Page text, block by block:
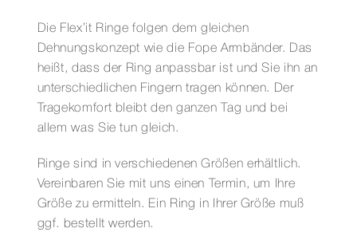
Die Flex’it Ringe folgen dem gleichen
Dehnungskonzept wie die Fope Armbänder. Das
heißt, dass der Ring anpassbar ist und Sie ihn an
unterschiedlichen Fingern tragen können. Der
Tragekomfort bleibt den ganzen Tag und bei
allem was Sie tun gleich.
Ringe sind in verschiedenen Größen erhältlich.
Vereinbaren Sie mit uns einen Termin, um Ihre
Größe zu ermitteln. Ein Ring in Ihrer Größe muß
ggf. bestellt werden.